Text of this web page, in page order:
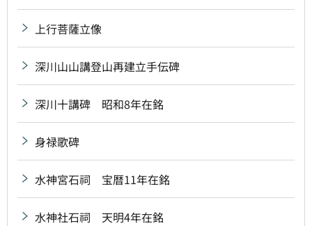
上行菩薩立像
深川山山講登山再建立手伝碑
深川十講碑 昭和8年在銘
身禄歌碑
水神宮石祠 宝暦11年在銘
水神社石祠 天明4年在銘